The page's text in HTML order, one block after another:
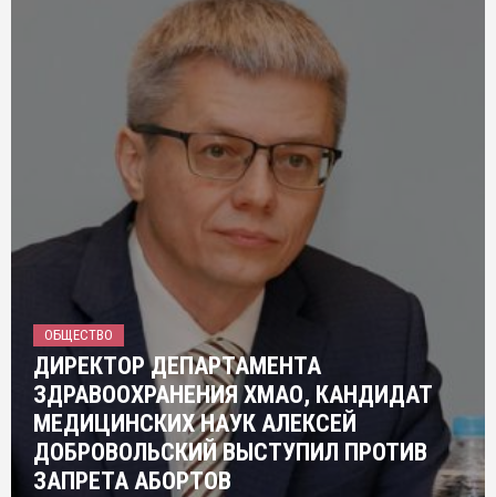
ОБЩЕСТВО
ДИРЕКТОР ДЕПАРТАМЕНТА
ЗДРАВООХРАНЕНИЯ ХМАО, КАНДИДАТ
МЕДИЦИНСКИХ НАУК АЛЕКСЕЙ
ДОБРОВОЛЬСКИЙ ВЫСТУПИЛ ПРОТИВ
ЗАПРЕТА АБОРТОВ